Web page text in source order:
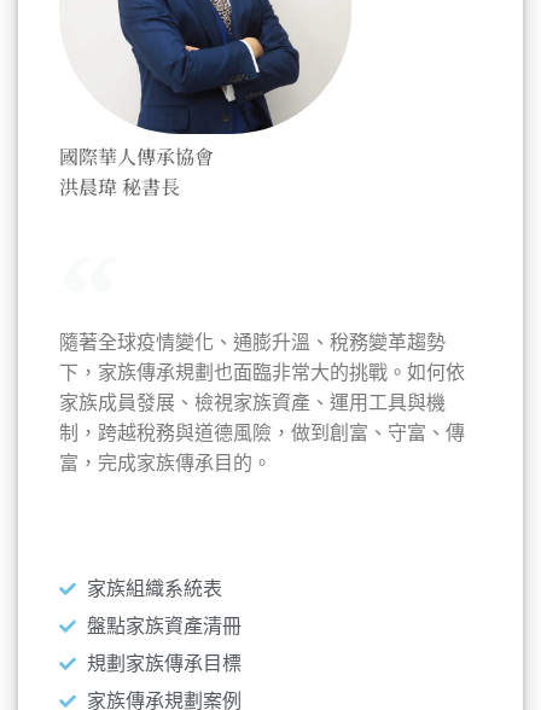
國際華人傳承協會
洪晨瑋 秘書長
隨著全球疫情變化、通膨升溫、稅務變革趨勢
下，家族傳承規劃也面臨非常大的挑戰。如何依
家族成員發展、檢視家族資產、運用工具與機
制，跨越稅務與道德風險，做到創富、守富、傳
富，完成家族傳承目的。
家族組織系統表
盤點家族資產清冊
規劃家族傳承目標
家族傳承規劃案例